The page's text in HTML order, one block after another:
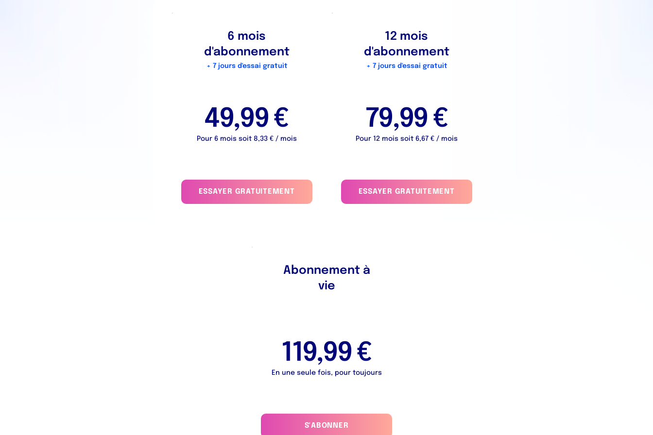
6 mois
d'abonnement
+ 7 jours d'essai gratuit
49,99 €
Pour 6 mois soit 8,33 € / mois
ESSAYER GRATUITEMENT
12 mois
d'abonnement
+ 7 jours d'essai gratuit
79,99 €
Pour 12 mois soit 6,67 € / mois
ESSAYER GRATUITEMENT
Abonnement à
vie
119,99 €
En une seule fois, pour toujours
S'ABONNER